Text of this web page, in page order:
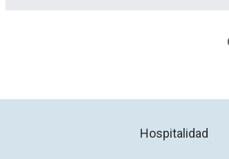
Hospitalidad